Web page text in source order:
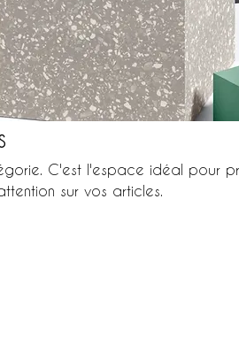
C'est l'espace idéal pour
sur vos articles.